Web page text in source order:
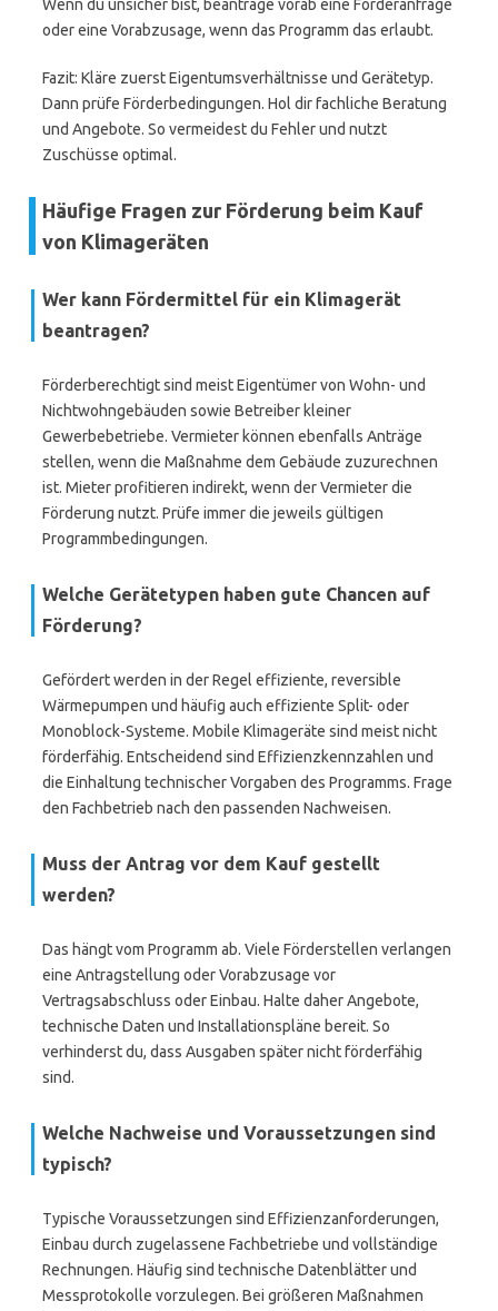
Wenn du unsicher bist, beantrage vorab eine Förderanfrage
oder eine Vorabzusage, wenn das Programm das erlaubt.
Fazit: Kläre zuerst Eigentumsverhältnisse und Gerätetyp.
Dann prüfe Förderbedingungen. Hol dir fachliche Beratung
und Angebote. So vermeidest du Fehler und nutzt
Zuschüsse optimal.
Häufige Fragen zur Förderung beim Kauf
von Klimageräten
Wer kann Fördermittel für ein Klimagerät
beantragen?
Förderberechtigt sind meist Eigentümer von Wohn- und
Nichtwohngebäuden sowie Betreiber kleiner
Gewerbebetriebe. Vermieter können ebenfalls Anträge
stellen, wenn die Maßnahme dem Gebäude zuzurechnen
ist. Mieter profitieren indirekt, wenn der Vermieter die
Förderung nutzt. Prüfe immer die jeweils gültigen
Programmbedingungen.
Welche Gerätetypen haben gute Chancen auf
Förderung?
Gefördert werden in der Regel effiziente, reversible
Wärmepumpen und häufig auch effiziente Split- oder
Monoblock-Systeme. Mobile Klimageräte sind meist nicht
förderfähig. Entscheidend sind Effizienzkennzahlen und
die Einhaltung technischer Vorgaben des Programms. Frage
den Fachbetrieb nach den passenden Nachweisen.
Muss der Antrag vor dem Kauf gestellt
werden?
Das hängt vom Programm ab. Viele Förderstellen verlangen
eine Antragstellung oder Vorabzusage vor
Vertragsabschluss oder Einbau. Halte daher Angebote,
technische Daten und Installationspläne bereit. So
verhinderst du, dass Ausgaben später nicht förderfähig
sind.
Welche Nachweise und Voraussetzungen sind
typisch?
Typische Voraussetzungen sind Effizienzanforderungen,
Einbau durch zugelassene Fachbetriebe und vollständige
Rechnungen. Häufig sind technische Datenblätter und
Messprotokolle vorzulegen. Bei größeren Maßnahmen